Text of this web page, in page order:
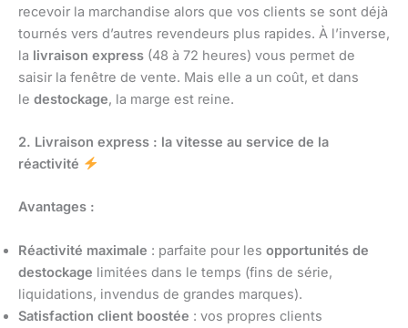
recevoir la marchandise alors que vos clients se sont déjà
tournés vers d’autres revendeurs plus rapides. À l’inverse,
la livraison express (48 à 72 heures) vous permet de
saisir la fenêtre de vente. Mais elle a un coût, et dans
le destockage, la marge est reine.
2. Livraison express : la vitesse au service de la
réactivité
Avantages :
Réactivité maximale : parfaite pour les opportunités de
destockage limitées dans le temps (fins de série,
liquidations, invendus de grandes marques).
Satisfaction client boostée : vos propres clients